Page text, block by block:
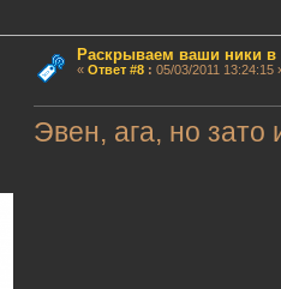
Раскрываем ваши ники в
« Ответ #8: 05/03/2011 13:24:15
Эвен, ага, но зато